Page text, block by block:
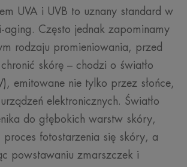
UVA i UVB to uznany standard w
aging. Często jednak zapominamy
rodzaju promieniowania, przed
skórę – chodzi o światło
emitowane nie tylko przez słońce,
elektronicznych. Światło
do głębokich warstw skóry,
proces fotostarzenia się skóry, a
powstawaniu zmarszczek i